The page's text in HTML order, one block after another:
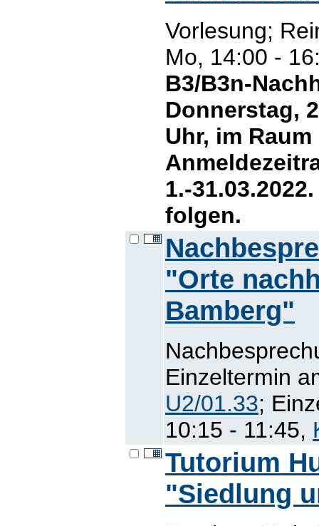
Vorlesung;
Mo, 14:00 -
B3/B3n-
Donnerstag,
Uhr, im
1.-
folgen.
"Orte
Bamberg"
Einzeltermin
U2/01.33;
10:15 - 11:45,
Tutorium
"Siedlung